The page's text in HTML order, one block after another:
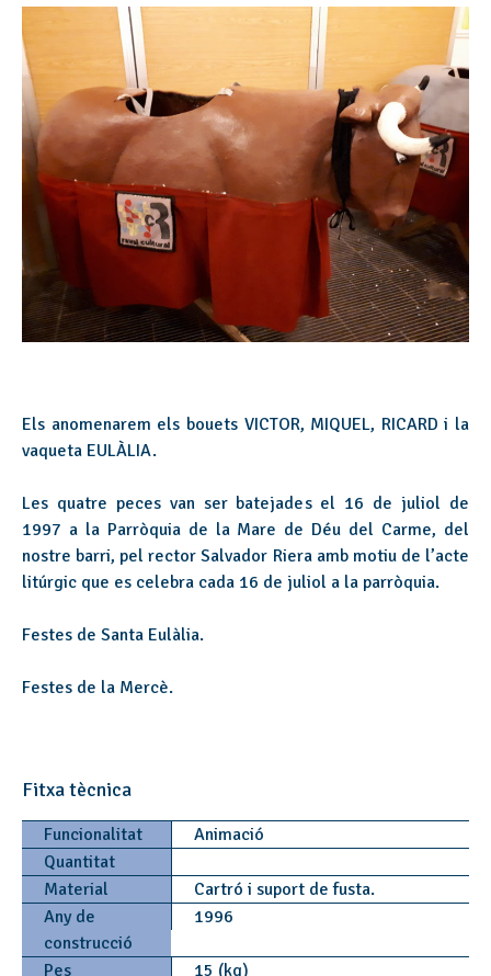
Els anomenarem els bouets VICTOR, MIQUEL, RICARD i la
vaqueta EULÀLIA.
Les quatre peces van ser batejades el 16 de juliol de
1997 a la Parròquia de la Mare de Déu del Carme, del
nostre barri, pel rector Salvador Riera amb motiu de l’acte
litúrgic que es celebra cada 16 de juliol a la parròquia.
Festes de Santa Eulàlia.
Festes de la Mercè.
Fitxa tècnica
Funcionalitat
Animació
Quantitat
Material
Cartró i suport de fusta.
Any de
construcció
1996
Pes
15 (kg)